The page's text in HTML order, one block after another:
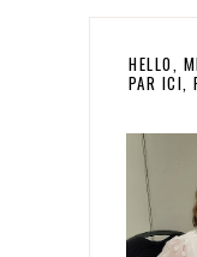
HELLO,
PAR ICI,